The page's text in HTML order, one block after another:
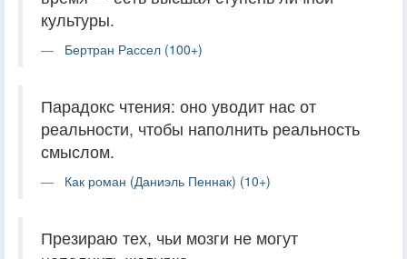
культуры.
Бертран Рассел (100+)
Парадокс чтения: оно уводит нас от
реальности, чтобы наполнить реальность
смыслом.
Как роман (Даниэль Пеннак) (10+)
Презираю тех, чьи мозги не могут